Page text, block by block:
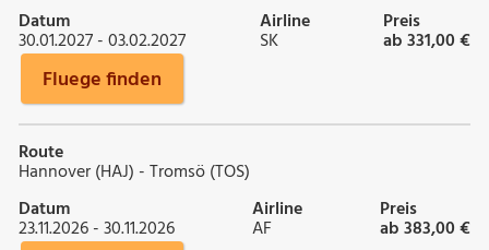
Datum
30.01.2027 - 03.02.2027
Airline
SK
Preis
ab 331,00 €
Fluege finden
Route
Hannover (HAJ) - Tromsö (TOS)
Datum
23.11.2026 - 30.11.2026
Airline
AF
Preis
ab 383,00 €